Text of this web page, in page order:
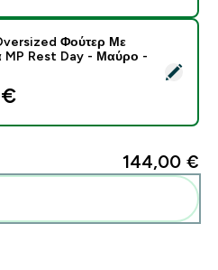
Oversized Φούτερ Με
Φούτερ Με
MP Rest Day - Μαύρο -
144,00 €‎